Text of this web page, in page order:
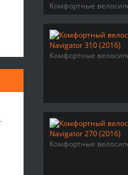
Комфортные
Комфортные
Комфортные